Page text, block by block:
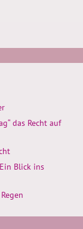
das Recht auf
Blick ins